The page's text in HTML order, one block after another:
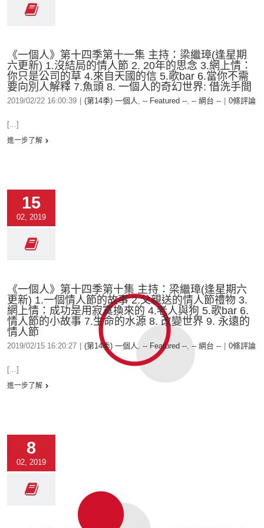
《一個人》第十四季第十一集 主持：梁繼璋(逢星期
六更新) 1.沒結局的情人節 2. 20年的思念 3.網上情：
你只是公司的草 4.來自天國的信 5.歌bar 6.當你不需
要向別人解釋 7.魚頭 8. 一個人的奇幻世界: 借洗手間
2019/02/22 16:00:39 (第14季) 一個人, -- Featured --, -- 網台 -- 0條評論
[...]
進一步了解
15
02, 2019
《一個人》第十四季第十集 主持：梁繼璋(逢星期六
更新) 1.一個情人節的故事 2.父親送的情人節禮物 3.
網上情：成功是用寂寞換來的 4.老人與狗 5.歌bar 6.
情人節的小故事 7.生命的水源 8. 改變世界 9. 永遠的
情人節
2019/02/15 16:20:27 (第14季) 一個人, -- Featured --, -- 網台 -- 0條評論
[...]
進一步了解
8
02, 2019